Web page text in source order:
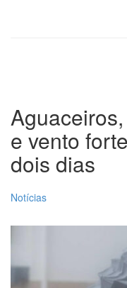
e vento
dois dias
Notícias